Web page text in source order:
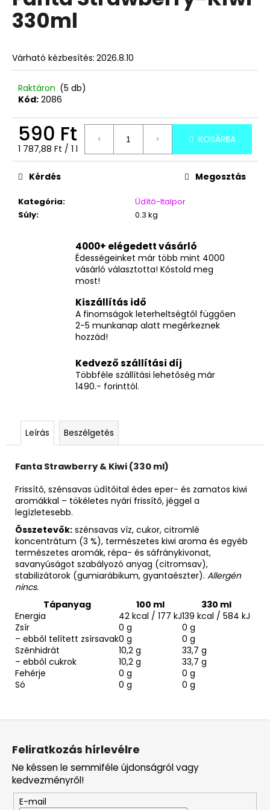
5-
ből
330ml
Várható kézbesítés: 2026.8.10
Raktáron (5 db)
Kód: 2086
590 Ft
Egységár:
1 787,88 Ft / 1 l
KOSÁRBA
Kategória:
Üdítő-Italpor
Súly: 0.3 kg
Kérdés Megosztás
4000+ elégedett vásárló
Édességeinket már több mint 4000
vásárló választotta! Kóstold meg
most!
Kiszállítás idő
A finomságok leterheltségtől függően
2-5 munkanap alatt megérkeznek
hozzád!
Kedvező szállítási díj
Többféle szállítási lehetőség már
1490.- forinttól.
Leírás Beszélgetés
Fanta Strawberry & Kiwi (330 ml)
Frissítő, szénsavas üdítőital édes eper- és zamatos kiwi
aromákkal – tökéletes nyári frissítő, jéggel a
legízletesebb.
Összetevők: szénsavas víz, cukor, citromlé
koncentrátum (3 %), természetes kiwi aroma és egyéb
természetes aromák, répa- és sáfránykivonat,
savanyúságot szabályozó anyag (citromsav),
stabilizátorok (gumiarábikum, gyantaészter). Allergén
nincs.
Tápanyag
100 ml
330 ml
Energia
42 kcal / 177 kJ139 kcal / 584 kJ
Zsír
0 g
0 g
– ebből telített zsírsavak0 g
0 g
Szénhidrát
10,2 g
33,7 g
– ebből cukrok
10,2 g
33,7 g
Fehérje
0 g
0 g
Só
0 g 0 g
á
n
u
MINI
HAMBURGER
GUMICUKOR
99
Ft
Feliratkozás hírlevélre
Ne késsen le semmiféle újdonságról vagy
kedvezményről!
E-mail